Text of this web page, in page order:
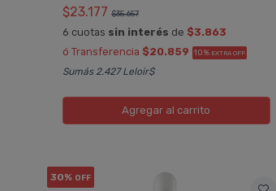
$23.177 $35.657
6 cuotas sin interés de $3.863
ó Transferencia $20.859 10% EXTRA OFF
Sumás 2.427 Leloir$
Agregar al carrito
30% OFF